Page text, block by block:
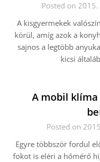
Posted on
A kisgyermekek
körül, amíg azok a
sajnos a legtöbb
kicsi
A mobil
Posted on
Egyre többször fordul
fokot is eléri a hőmérő